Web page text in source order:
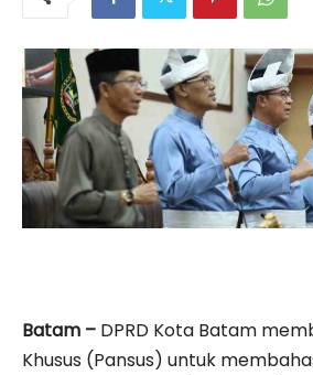
Batam – DPRD Kota Batam
Khusus (Pansus) untuk